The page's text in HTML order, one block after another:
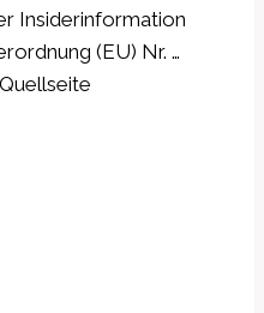
Insiderinformation
(EU) Nr. …